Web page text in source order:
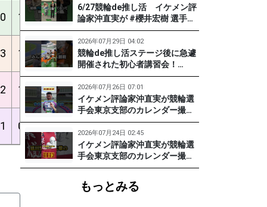
0 1 0 1 3 16 0% 5% 20%
3 1 2 2 3 16 9% 17% 30%
2 1 0 4 4 20 0%
1 0 3 4 2 8 18% 41% 53%
6/27競輪de推し活 イケメン評
論家沖直実が #櫻井宏樹 選手を
迎えてズバズバ聞きまくり！
#PR #松戸けいりん #和田健太
郎
2026年07月29日 04:02
競輪de推し活ステージ後に急遽
開催された初心者講習会！
（6/27) 冨田卓さんの講習を受
けて、初めてチャレンジした女
子たち。果たして…？ #PR #松
戸けいりん #和田健太郎 #沖直
実
2026年07月26日 07:01
イケメン評論家沖直実が競輪選
手会東京支部のカレンダー撮影
に突撃！笑顔がかわいい期待の
129期齋藤宏樹選手登場！ #pr #
松戸けいりん
2026年07月24日 02:45
イケメン評論家沖直実が競輪選
手会東京支部のカレンダー撮影
に突撃！イケオジ少年隊登場！
#PR #松戸けいりん #川口満広
もっとみる